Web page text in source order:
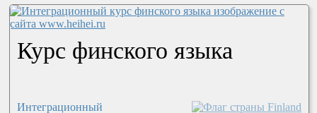
Курс финского языка
Интеграционный